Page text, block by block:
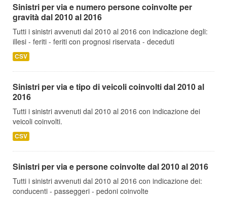
Sinistri per via e numero persone coinvolte per
gravità dal 2010 al 2016
Tutti i sinistri avvenuti dal 2010 al 2016 con indicazione degli:
illesi - feriti - feriti con prognosi riservata - deceduti
CSV
Sinistri per via e tipo di veicoli coinvolti dal 2010 al
2016
Tutti i sinistri avvenuti dal 2010 al 2016 con indicazione dei
veicoli coinvolti.
CSV
Sinistri per via e persone coinvolte dal 2010 al 2016
Tutti i sinistri avvenuti dal 2010 al 2016 con indicazione dei:
conducenti - passeggeri - pedoni coinvolte